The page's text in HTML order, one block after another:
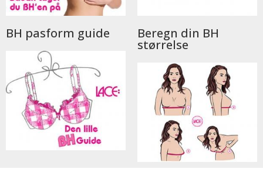
BH pasform guide Beregn din BH
størrelse